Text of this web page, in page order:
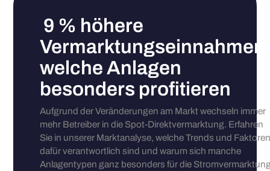
9 % höhere
welche Anlagen
besonders profitieren
Aufgrund der Veränderungen am Markt wechseln immer
mehr Betreiber in die Spot-Direktvermarktung. Erfahren
Sie in unserer Marktanalyse, welche Trends und
dafür verantwortlich sind und warum sich manche
Anlagentypen ganz besonders für die